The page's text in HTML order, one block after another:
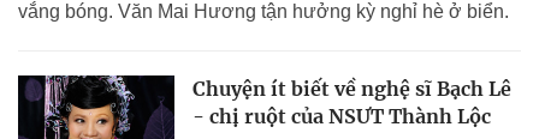
vắng bóng. Văn Mai Hương tận hưởng kỳ nghỉ hè ở biển.
Chuyện ít biết về nghệ sĩ Bạch Lê
- chị ruột của NSƯT Thành Lộc